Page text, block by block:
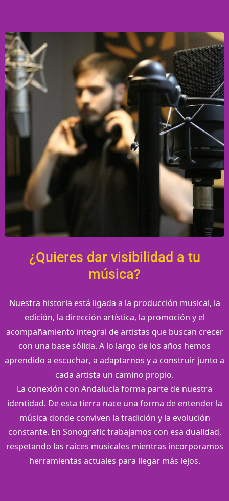
¿Quieres dar visibilidad a tu
música?
Nuestra historia está ligada a la producción musical, la
edición, la dirección artística, la promoción y el
acompañamiento integral de artistas que buscan crecer
con una base sólida. A lo largo de los años hemos
aprendido a escuchar, a adaptarnos y a construir junto a
cada artista un camino propio.
La conexión con Andalucía forma parte de nuestra
identidad. De esta tierra nace una forma de entender la
música donde conviven la tradición y la evolución
constante. En Sonografic trabajamos con esa dualidad,
respetando las raíces musicales mientras incorporamos
herramientas actuales para llegar más lejos.